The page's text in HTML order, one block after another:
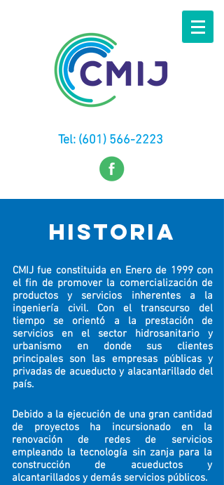
Tel: (601) 566-2223
HISTORIA
CMIJ fue constituida en Enero de 1999 con
el fin de promover la comercialización de
productos y servicios inherentes a la
ingeniería civil. Con el transcurso del
tiempo se orientó a la prestación de
servicios en el sector hidrosanitario y
urbanismo en donde sus clientes
principales son las empresas públicas y
privadas de acueducto y alacantarillado del
país.
Debido a la ejecución de una gran cantidad
de proyectos ha incursionado en la
renovación de redes de servicios
empleando la tecnología sin zanja para la
construcción de acueductos y
alcantarillados y demás servicios públicos.